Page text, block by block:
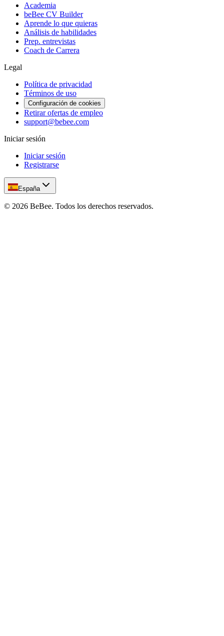
Academia
beBee CV Builder
Aprende lo que quieras
Análisis de habilidades
Prep. entrevistas
Coach de Carrera
Legal
Política de privacidad
Términos de uso
Configuración de cookies
Retirar ofertas de empleo
support@bebee.com
Iniciar sesión
Iniciar sesión
Registrarse
España
© 2026 BeBee. Todos los derechos reservados.